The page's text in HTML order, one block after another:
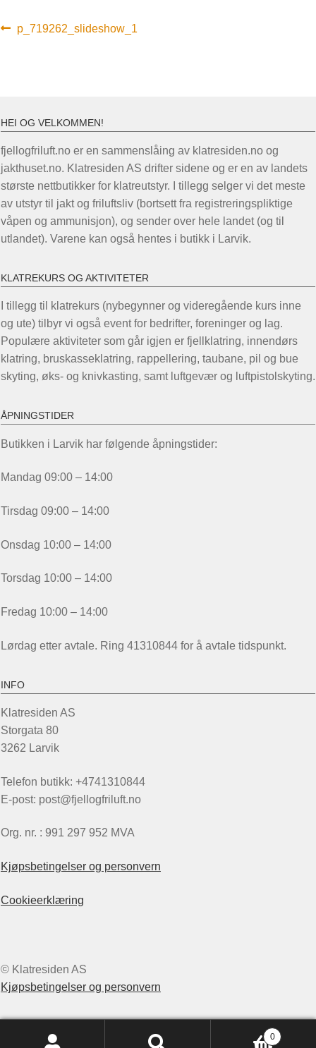
Innleggsnavigasjon
Forrige
p_719262_slideshow_1
HEI OG VELKOMMEN!
fjellogfriluft.no er en sammenslåing av klatresiden.no og
jakthuset.no. Klatresiden AS drifter sidene og er en av landets
største nettbutikker for klatreutstyr. I tillegg selger vi det meste
av utstyr til jakt og friluftsliv (bortsett fra registreringspliktige
våpen og ammunisjon), og sender over hele landet (og til
utlandet). Varene kan også hentes i butikk i Larvik.
KLATREKURS OG AKTIVITETER
I tillegg til klatrekurs (nybegynner og videregående kurs inne
og ute) tilbyr vi også event for bedrifter, foreninger og lag.
Populære aktiviteter som går igjen er fjellklatring, innendørs
klatring, bruskasseklatring, rappellering, taubane, pil og bue
skyting, øks- og knivkasting, samt luftgevær og luftpistolskyting.
ÅPNINGSTIDER
Butikken i Larvik har følgende åpningstider:
Mandag 09:00 – 14:00
Tirsdag 09:00 – 14:00
Onsdag 10:00 – 14:00
Torsdag 10:00 – 14:00
Fredag 10:00 – 14:00
Lørdag etter avtale. Ring 41310844 for å avtale tidspunkt.
INFO
Klatresiden AS
Storgata 80
3262 Larvik
Telefon butikk: +4741310844
E-post: post@fjellogfriluft.no
Org. nr. : 991 297 952 MVA
Kjøpsbetingelser og personvern
Cookieerklæring
© Klatresiden AS
Kjøpsbetingelser og personvern
0